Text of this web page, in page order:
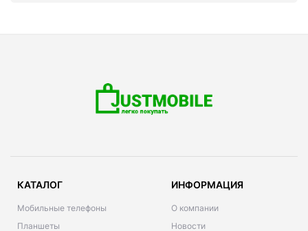
КАТАЛОГ
Мобильные телефоны
Планшеты
ИНФОРМАЦИЯ
О компании
Новости